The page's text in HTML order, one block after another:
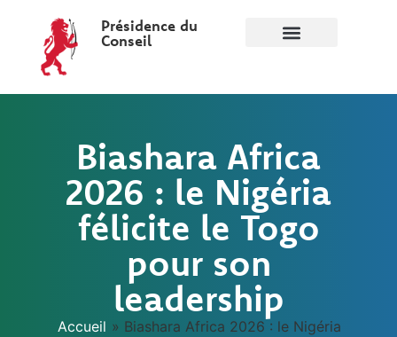
Présidence du
Conseil
Biashara Africa
2026 : le Nigéria
félicite le Togo
pour son
leadership
Accueil » Biashara Africa 2026 : le Nigéria